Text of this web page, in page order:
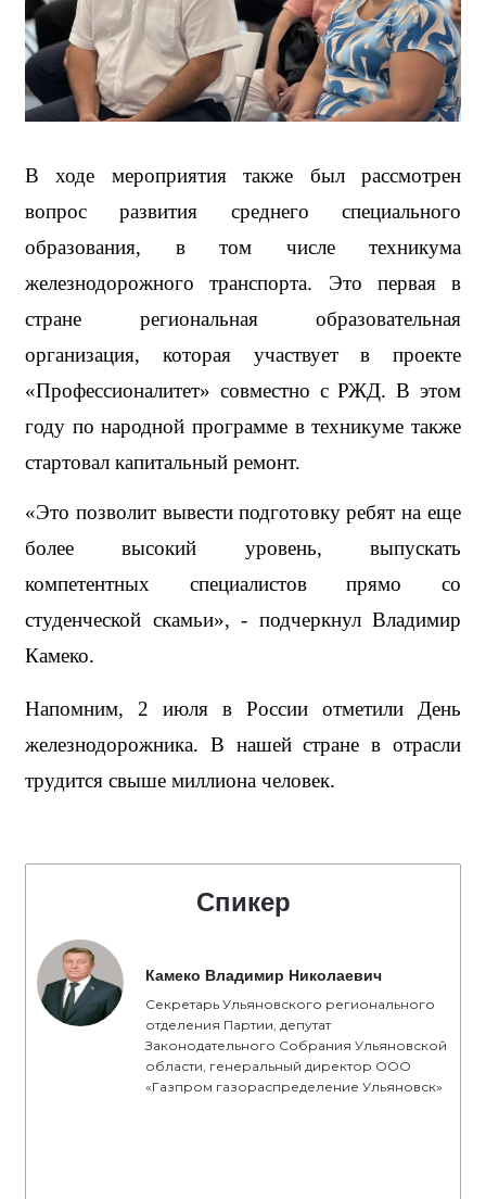
В ходе мероприятия также был рассмотрен
вопрос развития среднего специального
образования, в том числе техникума
железнодорожного транспорта. Это первая в
стране региональная образовательная
организация, которая участвует в проекте
«Профессионалитет» совместно с РЖД. В этом
году по народной программе в техникуме также
стартовал капитальный ремонт.
«Это позволит вывести подготовку ребят на еще
более высокий уровень, выпускать
компетентных специалистов прямо со
студенческой скамьи», - подчеркнул Владимир
Камеко.
Напомним, 2 июля в России отметили День
железнодорожника. В нашей стране в отрасли
трудится свыше миллиона человек.
Спикер
Камеко Владимир Николаевич
Секретарь Ульяновского регионального
отделения Партии, депутат
Законодательного Собрания Ульяновской
области, генеральный директор ООО
«Газпром газораспределение Ульяновск»